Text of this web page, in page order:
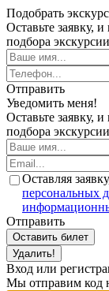
Подобрать
Оставьте заявку,
подбора
Отправить
Уведомить меня!
Оставьте заявку,
подбора
Оставляя
персональных
Отправить
Оставить билет
Удалить!
Вход или
Мы отправим код